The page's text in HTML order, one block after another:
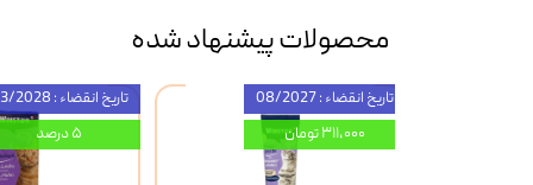
محصولات پیشنهاد شده
تاریخ انقضاء : 03/2028
۵ درصد
تاریخ انقضاء : 08/2027
۳۱۱,۰۰۰ تومان